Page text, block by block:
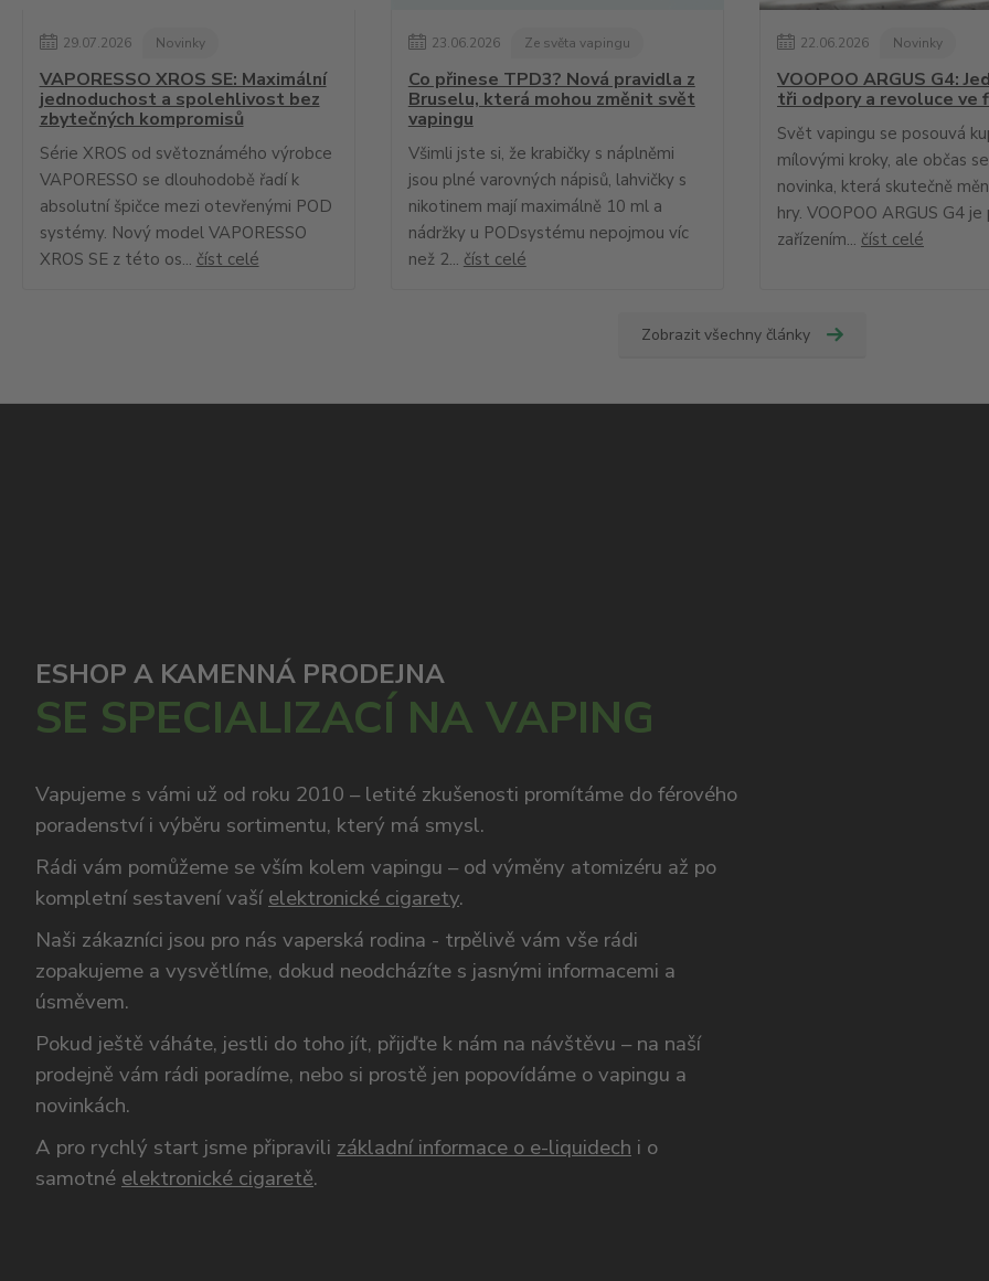
29.07.2026 Novinky
VAPORESSO XROS SE: Maximální
jednoduchost a spolehlivost bez
zbytečných kompromisů
Série XROS od světoznámého výrobce
VAPORESSO se dlouhodobě řadí k
absolutní špičce mezi otevřenými POD
systémy. Nový model VAPORESSO
XROS SE z této os... číst celé
23.06.2026 Ze světa vapingu
Co přinese TPD3? Nová pravidla z
Bruselu, která mohou změnit svět
vapingu
Všimli jste si, že krabičky s náplněmi
jsou plné varovných nápisů, lahvičky s
nikotinem mají maximálně 10 ml a
nádržky u PODsystému nepojmou víc
než 2... číst celé
22.06.2026 Novinky
VOOPOO ARGUS G4:
tři odpory a revoluce
Svět vapingu se posouvá
mílovými kroky, ale občas
novinka, která skutečně
hry. VOOPOO ARGUS G4
zařízením... číst celé
Zobrazit všechny články
ESHOP A KAMENNÁ PRODEJNA
SE SPECIALIZACÍ NA VAPING
Vapujeme s vámi už od roku 2010 – letité zkušenosti promítáme do férového
poradenství i výběru sortimentu, který má smysl.
Rádi vám pomůžeme se vším kolem vapingu – od výměny atomizéru až po
kompletní sestavení vašíelektronické cigarety.
Naši zákazníci jsou pro nás vaperská rodina - trpělivě vám vše rádi
zopakujeme a vysvětlíme, dokud neodcházíte s jasnými informacemi a
úsměvem.
Pokud ještě váháte, jestli do toho jít, přijďte k nám na návštěvu – na naší
prodejně vám rádi poradíme, nebo si prostě jen popovídáme o vapingu a
novinkách.
A pro rychlý start jsme připravili základní informace o e-liquidech i o
samotnéelektronické cigaretě.